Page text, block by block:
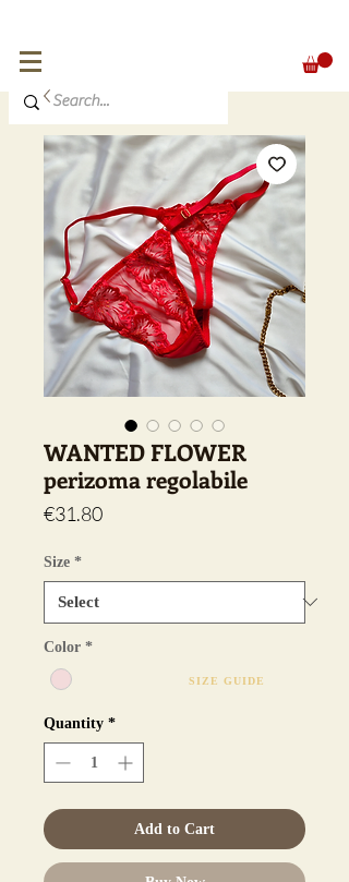
WANTED FLOWER
perizoma regolabile
€31.80Price
Size *
Color *
Quantity *
Add to Cart
SIZE GUIDE